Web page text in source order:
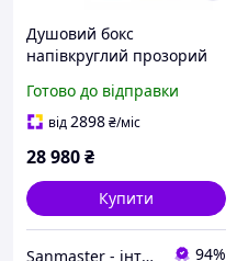
Душовий бокс
напівкруглий прозорий
чорний з піддоном
VERONIS BV-4-90
Готово до відправки
від2898₴/міс
28 980₴
Купити
Sanmaster - інтернет-магазин сантехніки 94%